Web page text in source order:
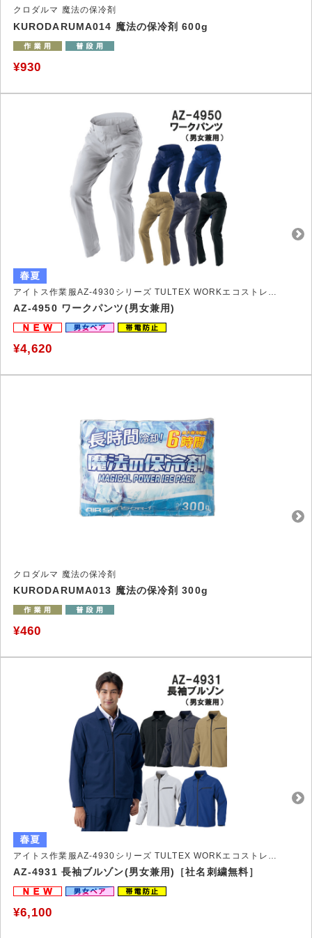
クロダルマ 魔法の保冷剤
KURODARUMA014 魔法の保冷剤 600g
¥930
アイトス作業服AZ-4930シリーズ TULTEX WORKエコストレッチ裏綿作業服
AZ-4950 ワークパンツ(男女兼用)
¥4,620
クロダルマ 魔法の保冷剤
KURODARUMA013 魔法の保冷剤 300g
¥460
アイトス作業服AZ-4930シリーズ TULTEX WORKエコストレッチ裏綿作業服
AZ-4931 長袖ブルゾン(男女兼用)［社名刺繍無料］
¥6,100